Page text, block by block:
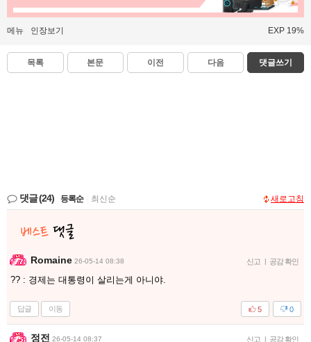
메뉴 인장보기 EXP 19%
목록 본문 이전 다음 댓글쓰기
댓글(24) 등록순 최신순 새로고침
Romaine 26-05-14 08:38 신고 | 공감 확인
?? : 경제는 대통령이 살리는게 아니야.
답글 이동 0
5
정전 26-05-14 08:37 신고 | 공감 확인